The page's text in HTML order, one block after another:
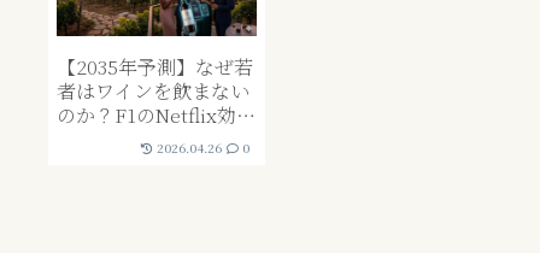
【2035年予測】なぜ若
者はワインを飲まない
のか？F1のNetflix効果
に学ぶ「脱・権威」戦
略と日本市場の行方
2026.04.26 0